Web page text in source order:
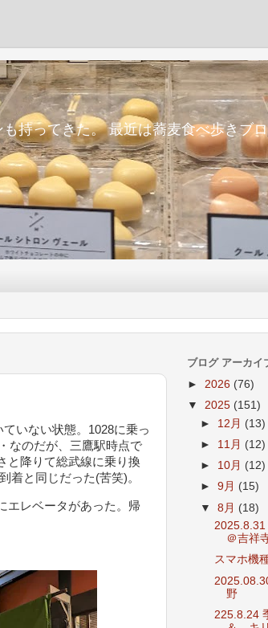
持ってきた。 最近は蕎麦食べ歩きブロ
いない状態。1028に乗っ
なのだが、三鷹駅時点で
と降りて総武線に乗り換
着と同じだった(苦笑)。
エレベータがあった。帰
ブログ アーカイ
► 2026 (76)
▼ 2025 (151)
► 12月 (13)
► 11月 (12)
► 10月 (12)
►9月 (15)
▼8月 (18)
2025.8.31
＠吉祥
スマホ機
野
225.8.24